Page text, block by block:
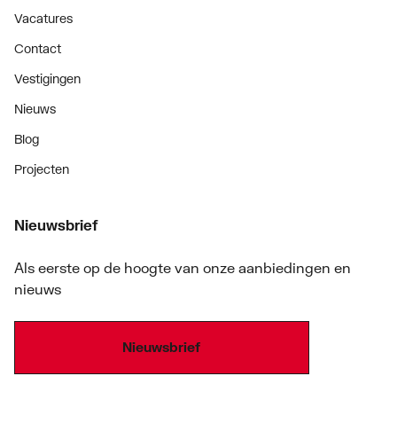
Vacatures
Contact
Vestigingen
Nieuws
Blog
Projecten
Nieuwsbrief
Als eerste op de hoogte van onze aanbiedingen en
nieuws
Nieuwsbrief